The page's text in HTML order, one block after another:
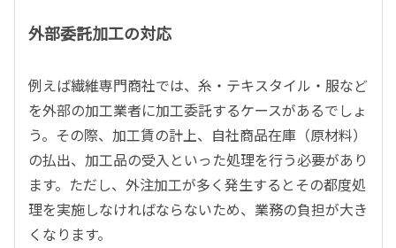
外部委託加工の対応
例えば繊維専門商社では、糸・テキスタイル・服など
を外部の加工業者に加工委託するケースがあるでしょ
う。その際、加工賃の計上、自社商品在庫（原材料）
の払出、加工品の受入といった処理を行う必要があり
ます。ただし、外注加工が多く発生するとその都度処
理を実施しなければならないため、業務の負担が大き
くなります。